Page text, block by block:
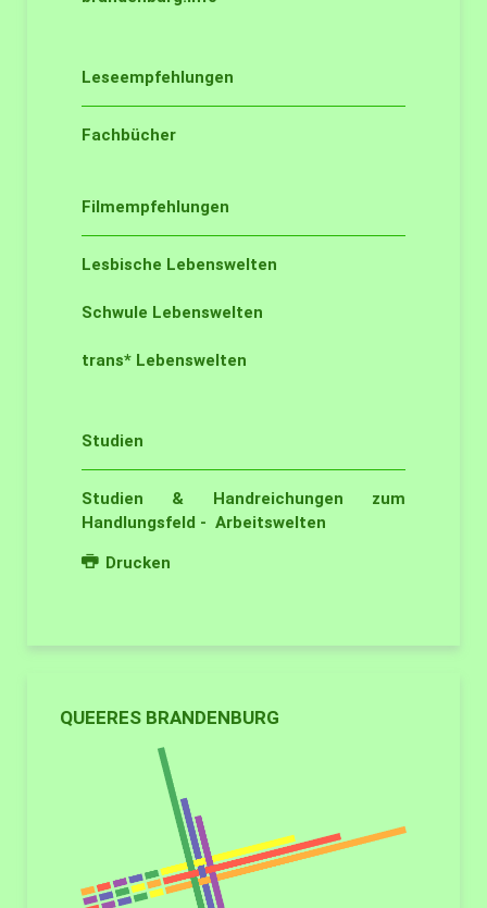
Leseempfehlungen
Fachbücher
Filmempfehlungen
Lesbische Lebenswelten
Schwule Lebenswelten
trans* Lebenswelten
Studien
Studien & Handreichungen zum
Handlungsfeld - Arbeitswelten
Drucken
QUEERES BRANDENBURG